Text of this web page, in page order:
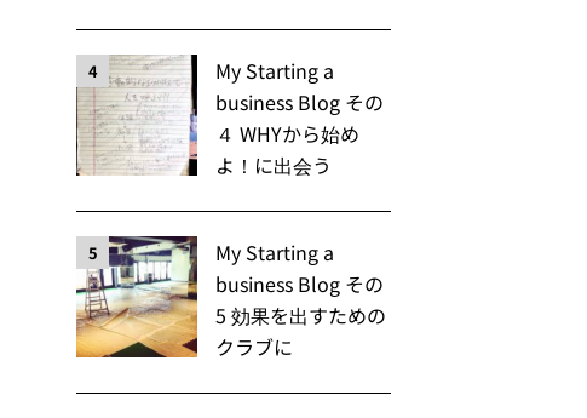
4
My Starting a
business Blog その
４ WHYから始め
よ！に出会う
5
My Starting a
business Blog その
5 効果を出すための
クラブに